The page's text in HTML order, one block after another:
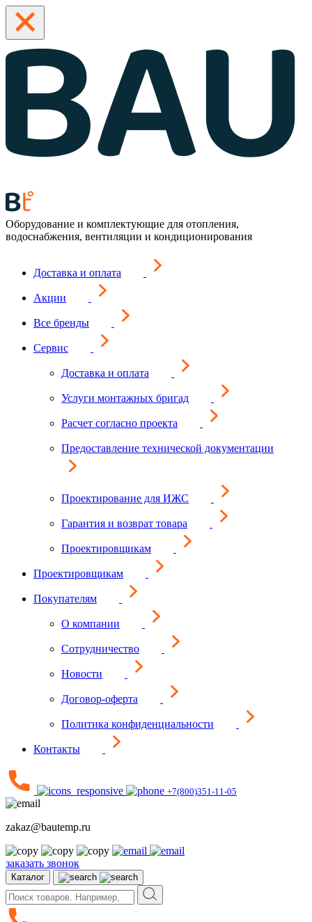
Оборудование и комплектующие для отопления,
водоснабжения, вентиляции и кондиционирования
Доставка и оплата
Акции
Все бренды
Сервис
Доставка и оплата
Услуги монтажных бригад
Расчет согласно проекта
Предоставление технической документации
Проектирование для ИЖС
Гарантия и возврат товара
Проектировщикам
Проектировщикам
Покупателям
О компании
Сотрудничество
Новости
Договор-оферта
Политика конфиденциальности
Контакты
+7(800)351-11-05
zakaz@bautemp.ru
заказать звонок
Каталог